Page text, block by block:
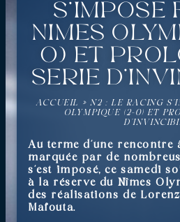
s’impose
Nîmes
0) et
série
ACCUEIL » N2 : LE RACING
OLYMPIQUE (2-0) ET
Au terme d’une rencontre
marquée par de
s’est imposé, ce samedi
à la réserve du Nîmes
des réalisations de
Mafouta.